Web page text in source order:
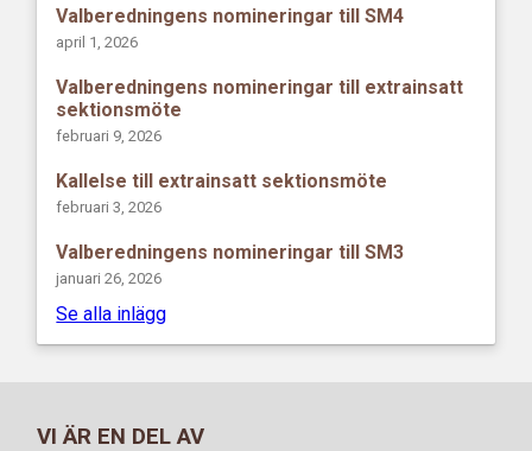
Valberedningens nomineringar till SM4
april 1, 2026
Valberedningens nomineringar till extrainsatt
sektionsmöte
februari 9, 2026
Kallelse till extrainsatt sektionsmöte
februari 3, 2026
Valberedningens nomineringar till SM3
januari 26, 2026
Se alla inlägg
VI ÄR EN DEL AV